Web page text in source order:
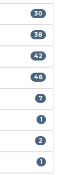
30
38
42
46
7
1
2
1